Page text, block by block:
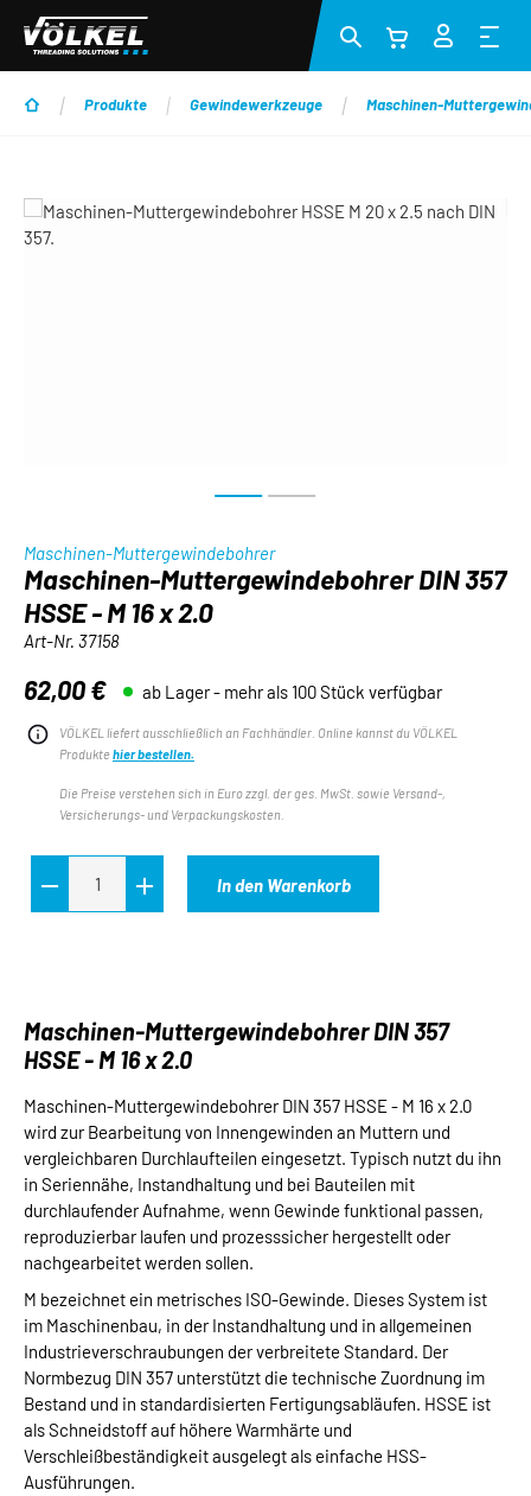
Zum Hauptinhalt springen
Produkte Gewindewerkzeuge Maschinen-
Bildergalerie überspringen
Maschinen-Muttergewindebohrer
Maschinen-Muttergewindebohrer DIN 357
HSSE - M 16 x 2.0
Art-Nr. 37158
Regulärer Preis:
62,00 € ab Lager - mehr als 100 Stück verfügbar
VÖLKEL liefert ausschließlich an Fachhändler. Online kannst du VÖLKEL
Produkte hier bestellen.
Die Preise verstehen sich in Euro zzgl. der ges. MwSt. sowie Versand-,
Versicherungs- und Verpackungskosten.
In den Warenkorb
Maschinen-Muttergewindebohrer DIN 357
HSSE - M 16 x 2.0
Maschinen-Muttergewindebohrer DIN 357 HSSE - M 16 x 2.0
wird zur Bearbeitung von Innengewinden an Muttern und
vergleichbaren Durchlaufteilen eingesetzt. Typisch nutzt du ihn
in Seriennähe, Instandhaltung und bei Bauteilen mit
durchlaufender Aufnahme, wenn Gewinde funktional passen,
reproduzierbar laufen und prozesssicher hergestellt oder
nachgearbeitet werden sollen.
M bezeichnet ein metrisches ISO-Gewinde. Dieses System ist
im Maschinenbau, in der Instandhaltung und in allgemeinen
Industrieverschraubungen der verbreitete Standard. Der
Normbezug DIN 357 unterstützt die technische Zuordnung im
Bestand und in standardisierten Fertigungsabläufen. HSSE ist
als Schneidstoff auf höhere Warmhärte und
Verschleißbeständigkeit ausgelegt als einfache HSS-
Ausführungen.